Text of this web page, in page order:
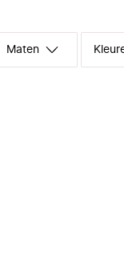
Maten